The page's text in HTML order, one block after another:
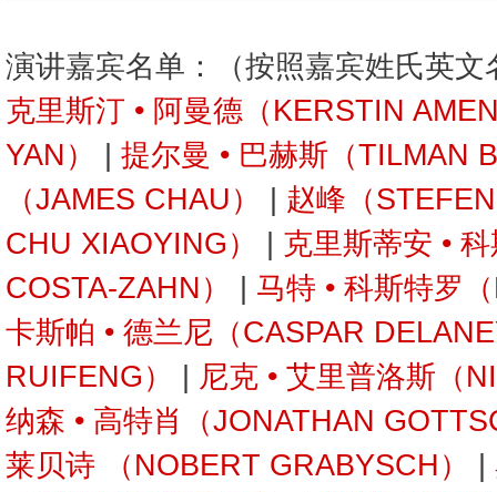
演讲嘉宾名单：（按照嘉宾姓氏英文
克里斯汀 • 阿曼德（KERSTIN
YAN）
提尔曼 • 巴赫斯（TILMAN
（JAMES CHAU）
赵峰（
CHU XIAOYING）
克里斯蒂安 •
COSTA-ZAHN）
马特 • 科斯特罗
卡斯帕 • 德兰尼（CASPAR
RUIFENG）
尼克 • 艾里普洛斯（
纳森 • 高特肖（JONATHAN
莱贝诗 （NOBERT GRABYSCH）